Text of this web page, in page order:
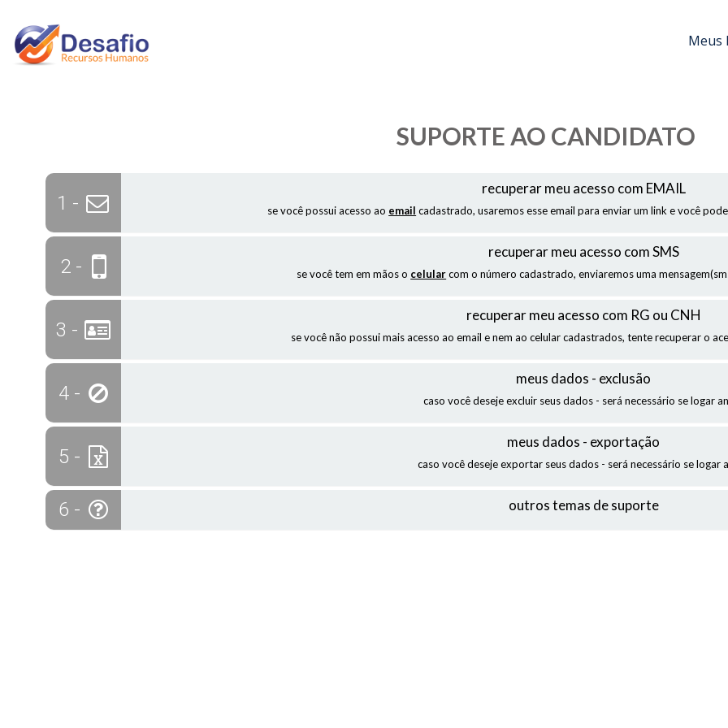
Meus
SUPORTE AO CANDIDATO
1 -
recuperar meu acesso com EMAIL
se você possui acesso ao email cadastrado, usaremos esse email para enviar um link e você
2 -
recuperar meu acesso com SMS
se você tem em mãos o celularcom o número cadastrado, enviaremos uma
3 -
recuperar meu acesso com RG ou CNH
se você não possui mais acesso ao email e nem ao celular cadastrados, tente recuperar o
4 -
meus dados - exclusão
caso você deseje excluir seus dados - será necessário se logar
5 -
meus dados - exportação
caso você deseje exportar seus dados - será necessário se logar
6 - outros temas de suporte